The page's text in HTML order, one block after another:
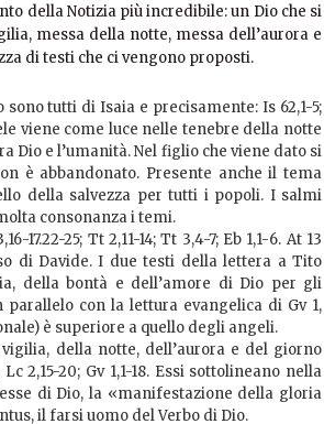
della Notizia più incredibile: un Dio che si
messa della notte, messa dell’aurora e
di testi che ci vengono proposti.
tutti di Isaia e precisamente: Is 62,1-5;
viene come luce nelle tenebre della notte
Dio e l’umanità. Nel figlio che viene dato si
è abbandonato. Presente anche il tema
della salvezza per tutti i popoli. I salmi
consonanza i temi.
17.22-25; Tt 2,11-14; Tt 3,4-7; Eb 1,1-6. At 13
di Davide. I due testi della lettera a Tito
della bontà e dell’amore di Dio per gli
con la lettura evangelica di Gv 1,
è superiore a quello degli angeli.
della notte, dell’aurora e del giorno
2,15-20; Gv 1,1-18. Essi sottolineano nella
di Dio, la «manifestazione della gloria
il farsi uomo del Verbo di Dio.